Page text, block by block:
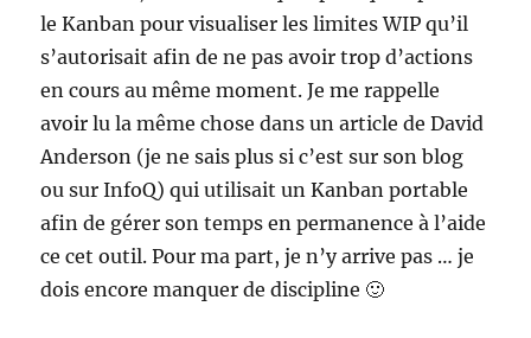
le Kanban pour visualiser les limites WIP qu’il
s’autorisait afin de ne pas avoir trop d’actions
en cours au même moment. Je me rappelle
avoir lu la même chose dans un article de David
Anderson (je ne sais plus si c’est sur son blog
ou sur InfoQ) qui utilisait un Kanban portable
afin de gérer son temps en permanence à l’aide
ce cet outil. Pour ma part, je n’y arrive pas … je
dois encore manquer de discipline 🙂